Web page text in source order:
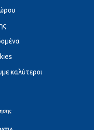
καλύτεροι